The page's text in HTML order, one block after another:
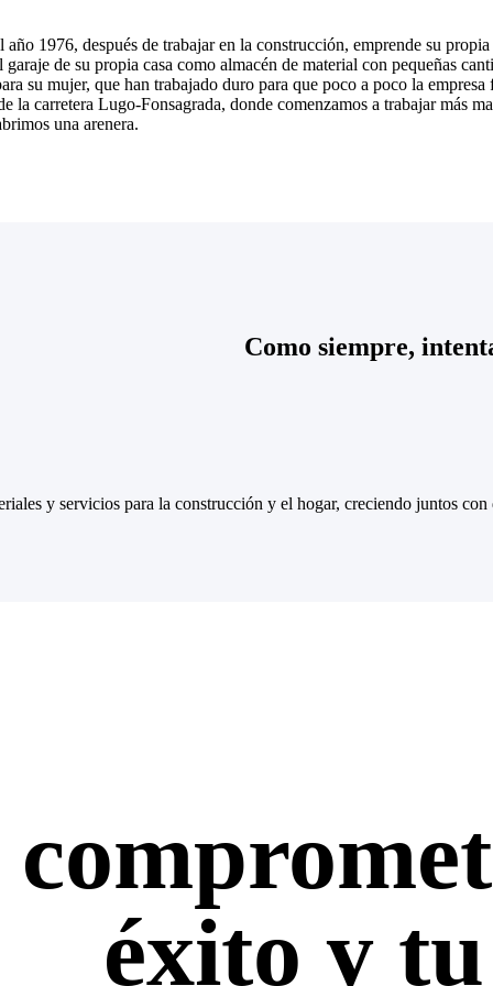
1976, después de trabajar en la construcción, emprende su
de su propia casa como almacén de material con pequeñas
su mujer, que han trabajado duro para que poco a poco la empresa
la carretera Lugo-Fonsagrada, donde comenzamos a trabajar más
una arenera.
Como siempre,
y servicios para la construcción y el hogar, creciendo juntos
éxito y